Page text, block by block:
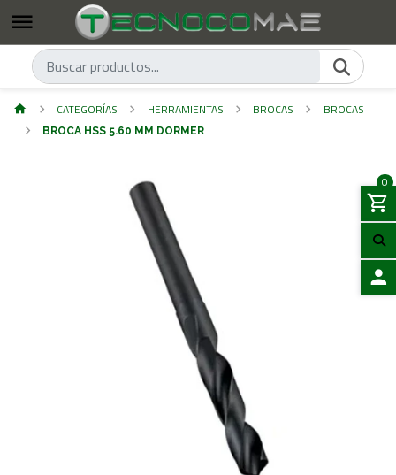
0
CATEGORÍAS HERRAMIENTAS BROCAS BROCAS
BROCA HSS 5.60 MM DORMER